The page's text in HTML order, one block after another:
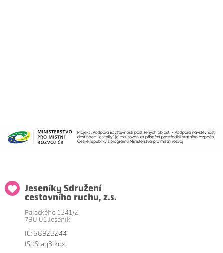
Jeseníky Sdružení
cestovního ruchu, z.s.
Palackého 1341/2
790 01 Jeseník
IČ: 68923244
ISDS: aq3ikqx